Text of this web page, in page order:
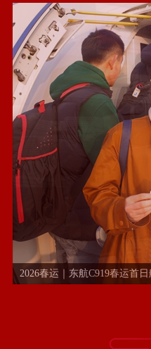
2026春运｜东航C919春运首